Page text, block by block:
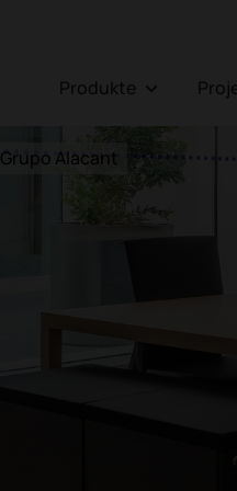
Produkte
Grupo Alacant